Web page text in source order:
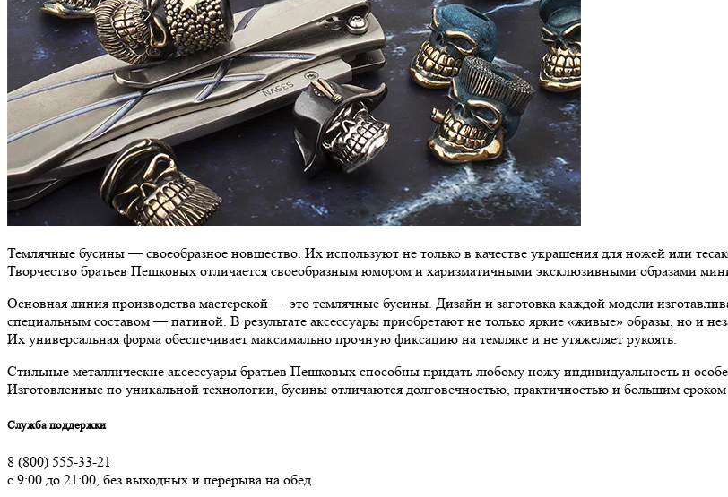
Темлячные бусины — своеобразное новшество. Их используют не только в качестве украшения для ножей или
Творчество братьев Пешковых отличается своеобразным юмором и харизматичными эксклюзивными образами
Основная линия производства мастерской — это темлячные бусины. Дизайн и заготовка каждой модели
специальным составом — патиной. В результате аксессуары приобретают не только яркие «живые» образы, но и
Их универсальная форма обеспечивает максимально прочную фиксацию на темляке и не утяжеляет рукоять.
Стильные металлические аксессуары братьев Пешковых способны придать любому ножу индивидуальность и
Изготовленные по уникальной технологии, бусины отличаются долговечностью, практичностью и большим
Служба поддержки
8 (800) 555-33-21
с 9:00 до 21:00, без выходных и перерыва на обед